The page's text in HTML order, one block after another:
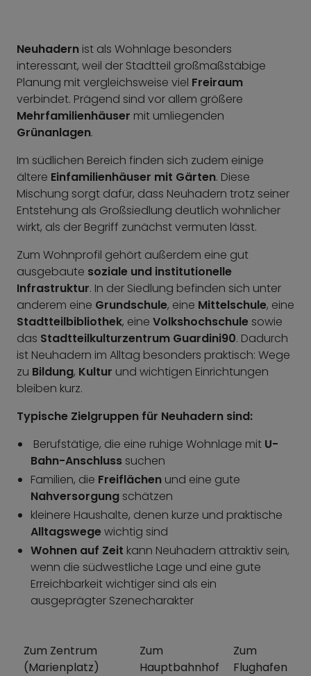
Neuhadern ist als Wohnlage besonders
interessant, weil der Stadtteil großmaßstäbige
Planung mit vergleichsweise viel Freiraum
verbindet. Prägend sind vor allem größere
Mehrfamilienhäuser mit umliegenden
Grünanlagen.
Im südlichen Bereich finden sich zudem einige
ältere Einfamilienhäuser mit Gärten. Diese
Mischung sorgt dafür, dass Neuhadern trotz seiner
Entstehung als Großsiedlung deutlich wohnlicher
wirkt, als der Begriff zunächst vermuten lässt.
Zum Wohnprofil gehört außerdem eine gut
ausgebaute soziale und institutionelle
Infrastruktur. In der Siedlung befinden sich unter
anderem eine Grundschule, eine Mittelschule, eine
Stadtteilbibliothek, eine Volkshochschule sowie
das Stadtteilkulturzentrum Guardini90. Dadurch
ist Neuhadern im Alltag besonders praktisch: Wege
zu Bildung, Kultur und wichtigen Einrichtungen
bleiben kurz.
Typische Zielgruppen für Neuhadern sind:
Berufstätige, die eine ruhige Wohnlage mit U-
Bahn-Anschluss suchen
Familien, die Freiflächen und eine gute
Nahversorgung schätzen
kleinere Haushalte, denen kurze und praktische
Alltagswegewichtig sind
Wohnen auf Zeit kann Neuhadern attraktiv sein,
wenn die südwestliche Lage und eine gute
Erreichbarkeit wichtiger sind als ein
ausgeprägter Szenecharakter
Zum Zentrum
(Marienplatz)
Zum
Hauptbahnhof
Zum
Flughafen